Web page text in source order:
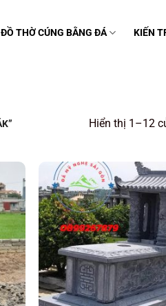
ĐỒ THỜ CÚNG BẰNG ĐÁ KIẾN
Hiển thị 1–12